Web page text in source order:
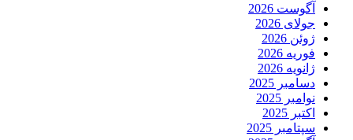
آگوست 2026
جولای 2026
ژوئن 2026
فوریه 2026
ژانویه 2026
دسامبر 2025
نوامبر 2025
اکتبر 2025
سپتامبر 2025